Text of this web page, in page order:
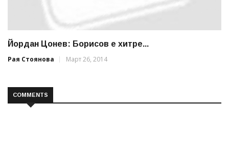
Йордан Цонев: Борисов е хитре...
Рая Стоянова
Март 26, 2014
COMMENTS